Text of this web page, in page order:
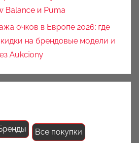
Balance и Puma
очков в Европе 2026: где
на брендовые модели и
Aukciony
Все покупки